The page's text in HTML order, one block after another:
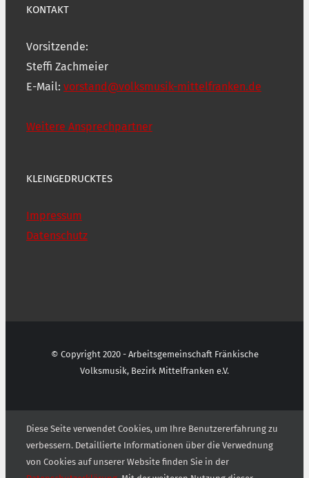
KONTAKT
Vorsitzende:
Steffi Zachmeier
E-Mail: vorstand@volksmusik-mittelfranken.de
Weitere Ansprechpartner
KLEINGEDRUCKTES
Impressum
Datenschutz
© Copyright 2020 - Arbeitsgemeinschaft Fränkische
Volksmusik, Bezirk Mittelfranken e.V.
Diese Seite verwendet Cookies, um Ihre Benutzererfahrung zu
verbessern. Detaillierte Informationen über die Verwednung
von Cookies auf unserer Website finden Sie in der